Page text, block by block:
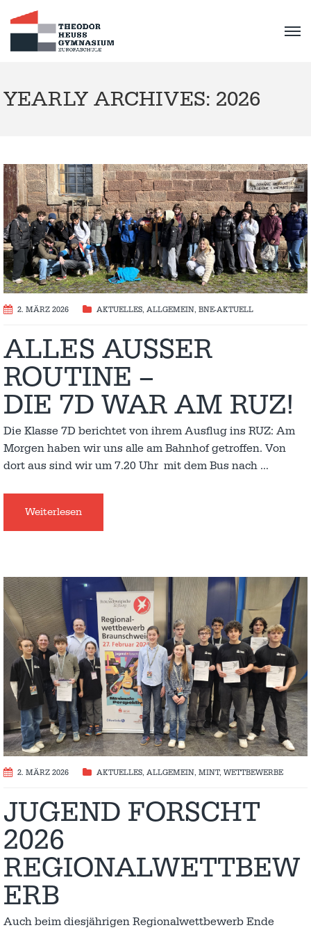
YEARLY ARCHIVES: 2026
2. MÄRZ 2026 AKTUELLES, ALLGEMEIN, BNE-AKTUELL
ALLES AUSSER R
OUTINE –
DIE 7D WAR AM RUZ!
Die Klasse 7D berichtet von ihrem Ausflug ins RUZ: Am
Morgen haben wir uns alle am Bahnhof getroffen. Von
dort aus sind wir um 7.20 Uhr mit dem Bus nach …
Weiterlesen
2. MÄRZ 2026 AKTUELLES, ALLGEMEIN, MINT, WETTBEWERBE
JUGEND FORSCHT
2026
REGIONALWETTBEW
ERB
Auch beim diesjährigen Regionalwettbewerb Ende